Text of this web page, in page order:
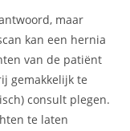
maar
kan een hernia
van de patiënt
gemakkelijk te
consult plegen.
te laten